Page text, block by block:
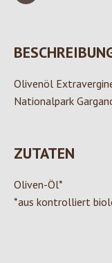
Olivenöl
Nationalpark
ZUTATEN
Oliven-Öl*
*aus kontrolliert